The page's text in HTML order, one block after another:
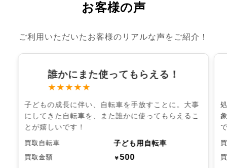
お客様の声
ご利用いただいたお客様のリアルな声をご紹介！
誰かにまた使ってもらえる！
★★★★★
子どもの成長に伴い、自転車を手放すことに。大事
にしてきた自転車を、また誰かに使ってもらえるこ
とが嬉しいです！
買取自転車 子ども用自転車
買取金額 ￥500